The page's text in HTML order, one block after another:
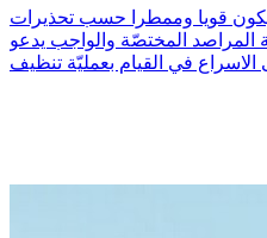
قويا وممطرا حسب تحذيرات
المراصد المختصّة والواجب يدعو